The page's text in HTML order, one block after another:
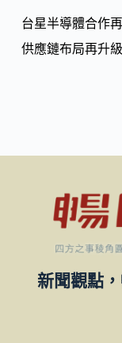
台星半導體合作
供應鏈布局再升級
新聞觀點